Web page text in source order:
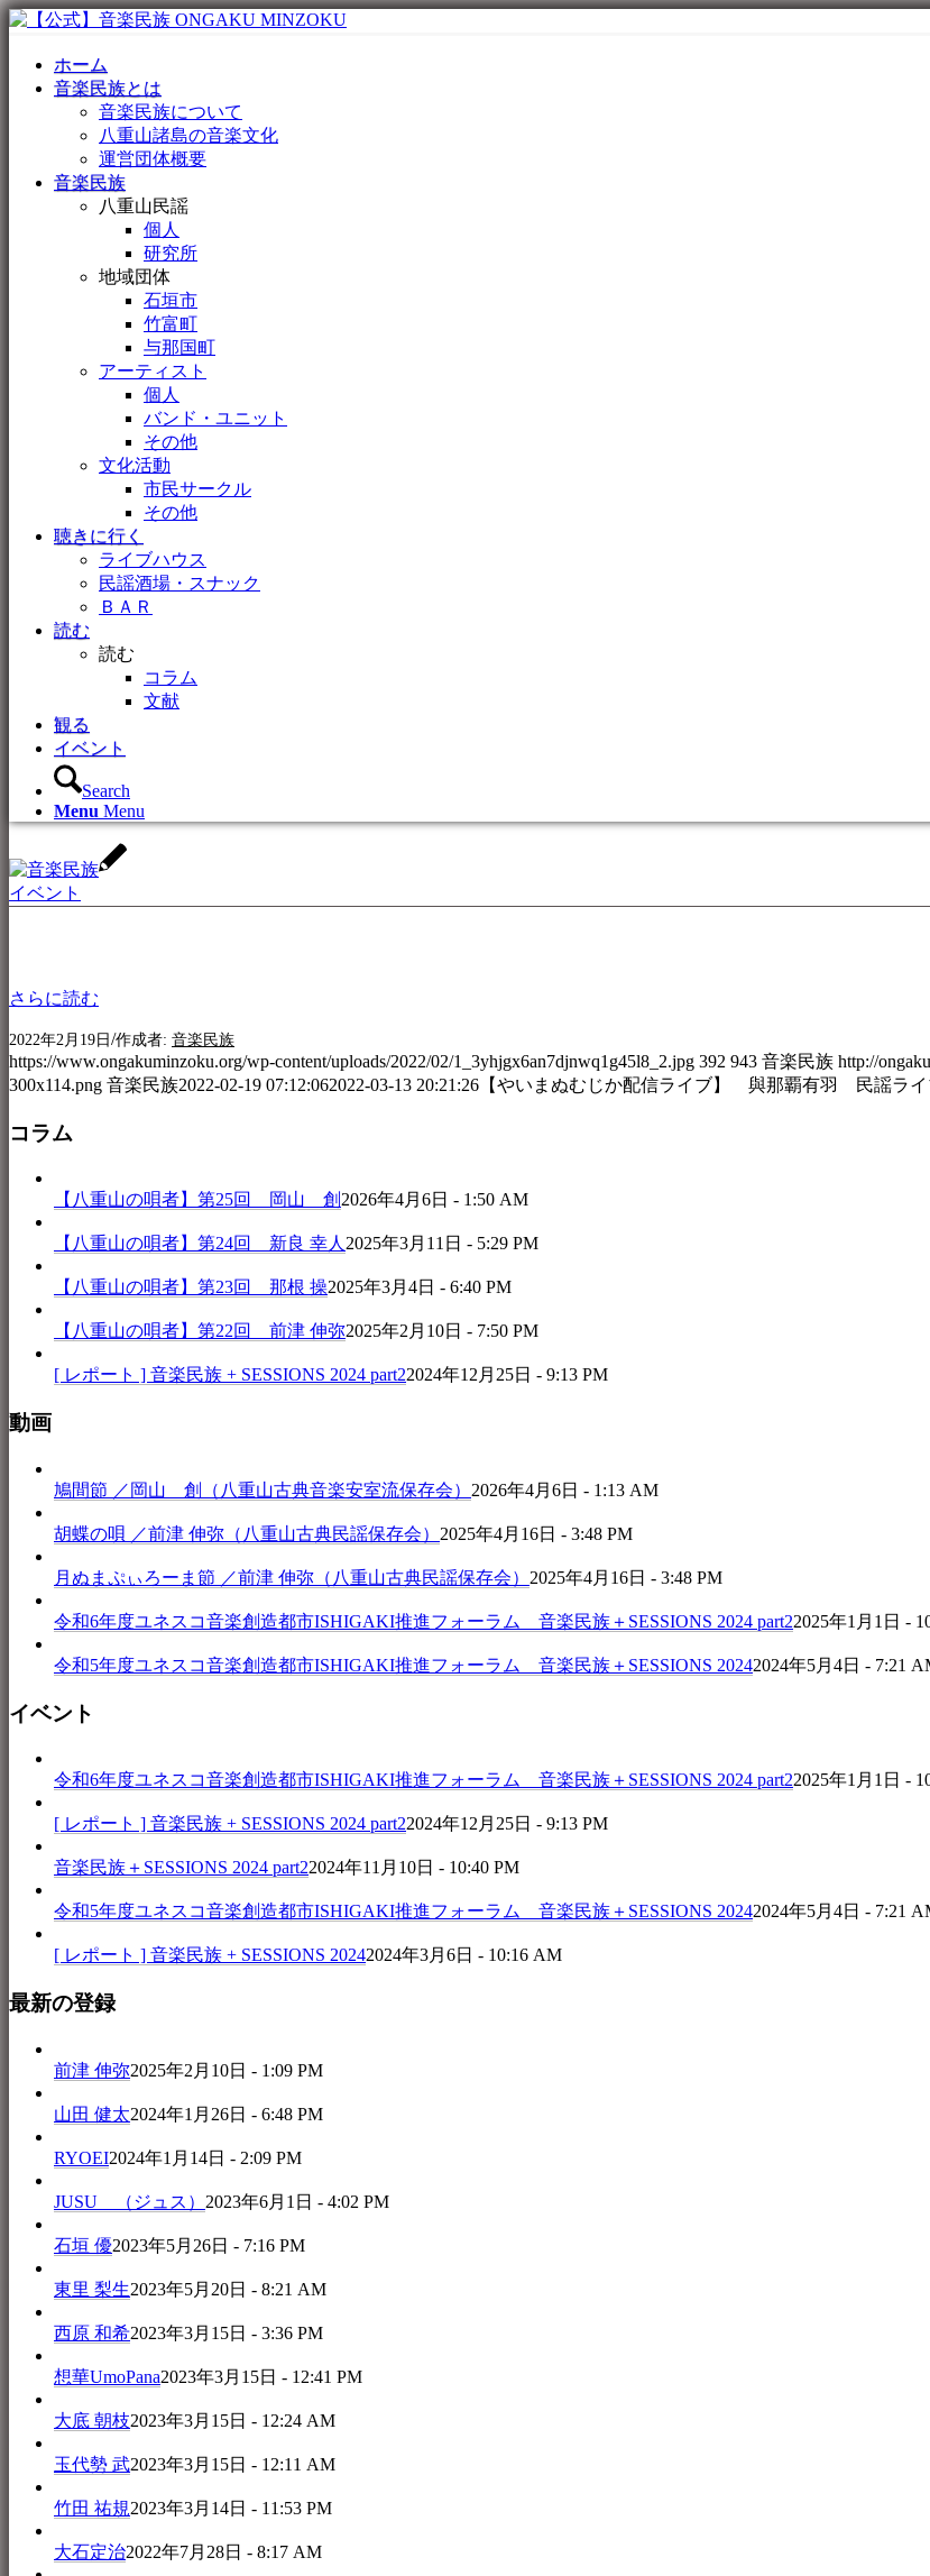
ホーム
音楽民族とは
音楽民族について
八重山諸島の音楽文化
運営団体概要
音楽民族
八重山民謡
個人
研究所
地域団体
石垣市
竹富町
与那国町
アーティスト
個人
バンド・ユニット
その他
文化活動
市民サークル
その他
聴きに行く
ライブハウス
民謡酒場・スナック
ＢＡＲ
読む
読む
コラム
文献
観る
イベント
Search
Menu Menu
イベント
さらに読む
2022年2月19日 /作成者: 音楽民族
https://www.ongakuminzoku.org/wp-content/uploads/2022/02/1_3yhjgx6an7djnwq1g45l8_2.jpg 392 943 音楽民族 http://
300x114.png 音楽民族2022-02-19 07:12:062022-03-13 20:21:26 【やいまぬむじか配信ライブ】 與那覇有羽 民謡ラ
コラム
【八重山の唄者】第25回 岡山 創2026年4月6日 - 1:50 AM
【八重山の唄者】第24回 新良 幸人2025年3月11日 - 5:29 PM
【八重山の唄者】第23回 那根 操2025年3月4日 - 6:40 PM
【八重山の唄者】第22回 前津 伸弥2025年2月10日 - 7:50 PM
[ レポート ] 音楽民族 + SESSIONS 2024 part22024年12月25日 - 9:13 PM
動画
鳩間節 ／岡山 創（八重山古典音楽安室流保存会） 2026年4月6日 - 1:13 AM
胡蝶の唄 ／前津 伸弥（八重山古典民謡保存会） 2025年4月16日 - 3:48 PM
月ぬまぷぃろーま節 ／前津 伸弥（八重山古典民謡保存会） 2025年4月16日 - 3:48 PM
令和6年度ユネスコ音楽創造都市ISHIGAKI推進フォーラム 音楽民族＋SESSIONS 2024 part22025年1月1日 -
令和5年度ユネスコ音楽創造都市ISHIGAKI推進フォーラム 音楽民族＋SESSIONS 20242024年5月4日 - 7:21
イベント
令和6年度ユネスコ音楽創造都市ISHIGAKI推進フォーラム 音楽民族＋SESSIONS 2024 part22025年1月1日 -
[ レポート ] 音楽民族 + SESSIONS 2024 part22024年12月25日 - 9:13 PM
音楽民族＋SESSIONS 2024 part22024年11月10日 - 10:40 PM
令和5年度ユネスコ音楽創造都市ISHIGAKI推進フォーラム 音楽民族＋SESSIONS 20242024年5月4日 - 7:21
[ レポート ] 音楽民族 + SESSIONS 20242024年3月6日 - 10:16 AM
最新の登録
前津 伸弥2025年2月10日 - 1:09 PM
山田 健太2024年1月26日 - 6:48 PM
RYOEI2024年1月14日 - 2:09 PM
JUSU （ジュス） 2023年6月1日 - 4:02 PM
石垣 優2023年5月26日 - 7:16 PM
東里 梨生2023年5月20日 - 8:21 AM
西原 和希2023年3月15日 - 3:36 PM
想華UmoPana2023年3月15日 - 12:41 PM
大底 朝枝2023年3月15日 - 12:24 AM
玉代勢 武2023年3月15日 - 12:11 AM
竹田 祐規2023年3月14日 - 11:53 PM
大石定治2022年7月28日 - 8:17 AM